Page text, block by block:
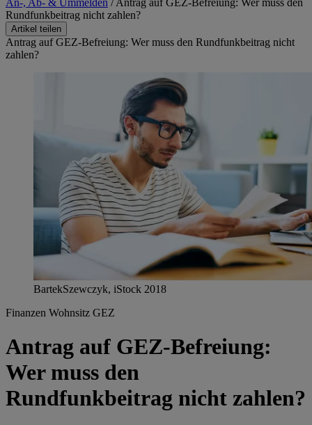
Rundfunkbeitrag nicht zahlen?
Artikel teilen
Antrag auf GEZ-Befreiung: Wer muss den Rundfunkbeitrag nicht
zahlen?
BartekSzewczyk, iStock 2018
Finanzen Wohnsitz GEZ
Antrag auf GEZ-Befreiung:
Wer muss den
Rundfunkbeitrag nicht zahlen?